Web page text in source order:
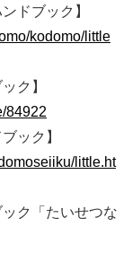
ドブック】
kodomo/little
ク】
84922
ック】
little.ht
ク「たいせつな